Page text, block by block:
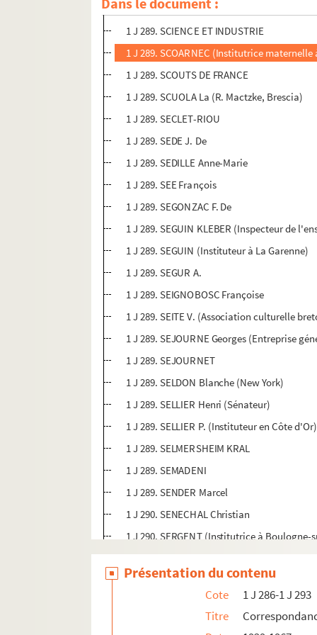
1 J 289. SCIAMA Michel
1 J 289. SCIENCE ET INDUSTRIE
1 J 289. SCOARNEC (Institutrice
1 J 289. SCOUTS DE FRANCE
1 J 289. SCUOLA La (R. Mactzke, Brescia)
1 J 289. SECLET-RIOU
1 J 289. SEDE J. De
1 J 289. SEDILLE Anne-Marie
1 J 289. SEE François
1 J 289. SEGONZAC F. De
1 J 289. SEGUIN KLEBER (Inspecteur de
1 J 289. SEGUIN (Instituteur à La Garenne)
1 J 289. SEGUR A.
1 J 289. SEIGNOBOSC Françoise
1 J 289. SEITE V. (Association culturelle
1 J 289. SEJOURNE Georges (Entreprise
1 J 289. SEJOURNET
1 J 289. SELDON Blanche (New York)
1 J 289. SELLIER Henri (Sénateur)
1 J 289. SELLIER P. (Instituteur en Côte d'Or)
1 J 289. SELMERSHEIM KRAL
1 J 289. SEMADENI
1 J 289. SENDER Marcel
1 J 290. SENECHAL Christian
1 J 290. SERGENT (Institutrice à Boulogne-
1 J 290. SERIAU (Inspecteur primaire à
1 J 290. SERIS (Institutrice à l'école
1 J 290. SERNA Henriette (École Marie
1 J 290. SERVAIS (Président de la Société
Présentation du contenu
Cote
1 J 286-1 J 293
Titre